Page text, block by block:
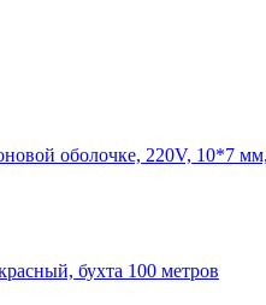
оболочке, 220V, 10*7
бухта 100 метров